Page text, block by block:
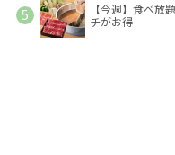
【今週】食べ放
チがお得